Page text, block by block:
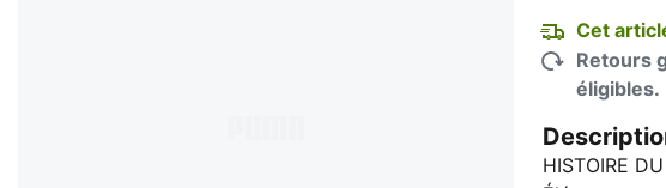
Cet
Retours
éligibles.
HISTOIRE